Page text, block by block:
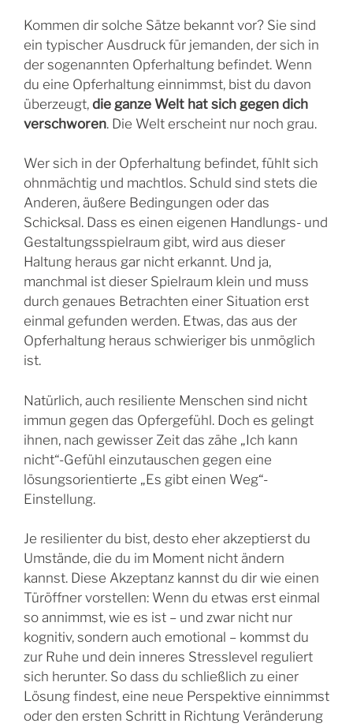
Kommen dir solche Sätze bekannt vor? Sie sind
ein typischer Ausdruck für jemanden, der sich in
der sogenannten Opferhaltung befindet. Wenn
du eine Opferhaltung einnimmst, bist du davon
überzeugt, die ganze Welt hat sich gegen dich
verschworen. Die Welt erscheint nur noch grau.
Wer sich in der Opferhaltung befindet, fühlt sich
ohnmächtig und machtlos. Schuld sind stets die
Anderen, äußere Bedingungen oder das
Schicksal. Dass es einen eigenen Handlungs- und
Gestaltungsspielraum gibt, wird aus dieser
Haltung heraus gar nicht erkannt. Und ja,
manchmal ist dieser Spielraum klein und muss
durch genaues Betrachten einer Situation erst
einmal gefunden werden. Etwas, das aus der
Opferhaltung heraus schwieriger bis unmöglich
ist.
Natürlich, auch resiliente Menschen sind nicht
immun gegen das Opfergefühl. Doch es gelingt
ihnen, nach gewisser Zeit das zähe „Ich kann
nicht“-Gefühl einzutauschen gegen eine
lösungsorientierte „Es gibt einen Weg“-
Einstellung.
Je resilienter du bist, desto eher akzeptierst du
Umstände, die du im Moment nicht ändern
kannst. Diese Akzeptanz kannst du dir wie einen
Türöffner vorstellen: Wenn du etwas erst einmal
so annimmst, wie es ist – und zwar nicht nur
kognitiv, sondern auch emotional – kommst du
zur Ruhe und dein inneres Stresslevel reguliert
sich herunter. So dass du schließlich zu einer
Lösung findest, eine neue Perspektive einnimmst
oder den ersten Schritt in Richtung Veränderung